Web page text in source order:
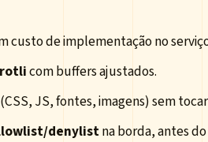
custo de implementação no
com buffers ajustados.
(CSS, JS, fontes, imagens) sem
denylistna borda, antes